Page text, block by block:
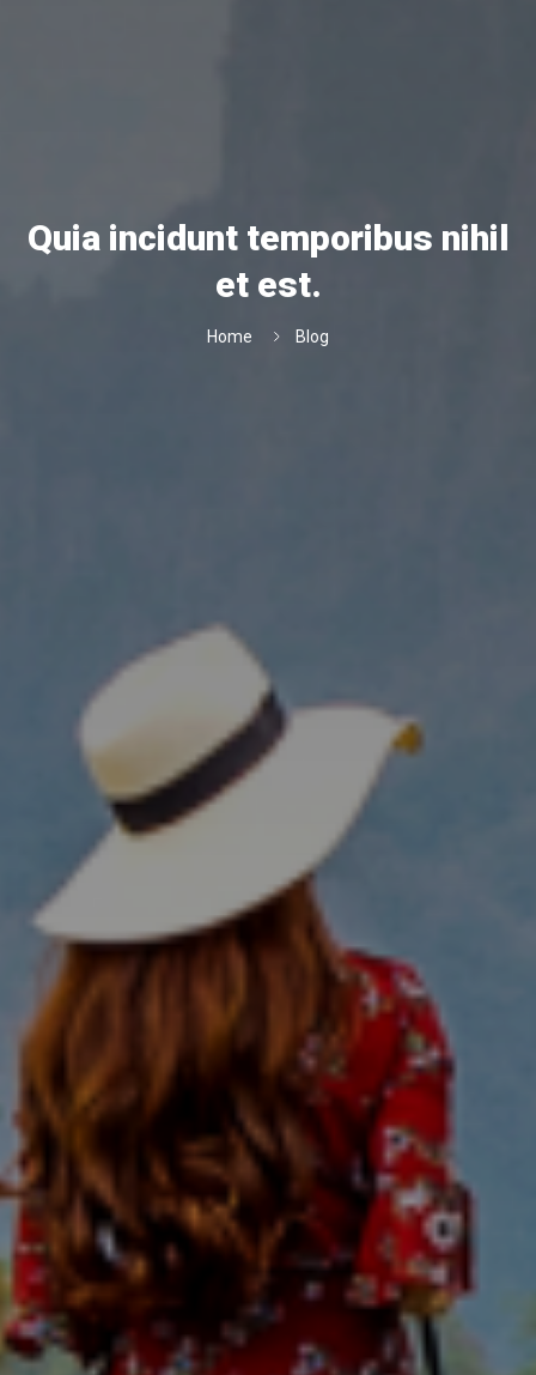
Quia incidunt temporibus nihil
et est.
Home Blog